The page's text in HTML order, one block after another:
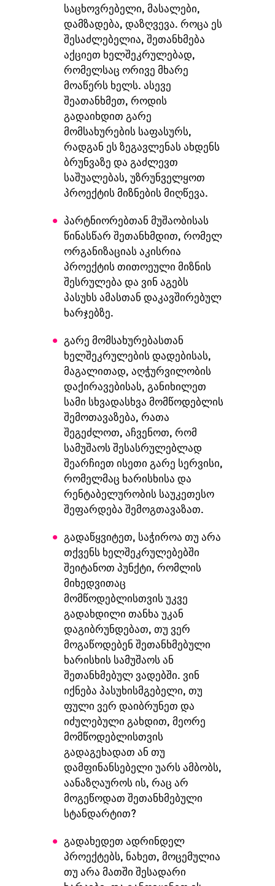
საცხოვრებელი, მასალები,
დამზადება, დაზღვევა. როცა ეს
შესაძლებელია, შეთანხმება
აქციეთ ხელშეკრულებად,
რომელსაც ორივე მხარე
მოაწერს ხელს. ასევე
შეათანხმეთ, როდის
გადაიხდით გარე
მომსახურების საფასურს,
რადგან ეს ზეგავლენას ახდენს
ბრუნვაზე და გაძლევთ
საშუალებას, უზრუნველყოთ
პროექტის მიზნების მიღწევა.
პარტნიორებთან მუშაობისას
წინასწარ შეთანხმდით, რომელ
ორგანიზაციას აკისრია
პროექტის თითოეული მიზნის
შესრულება და ვინ აგებს
პასუხს ამასთან დაკავშირებულ
ხარჯებზე.
გარე მომსახურებასთან
ხელშეკრულების დადებისას,
მაგალითად, აღჭურვილობის
დაქირავებისას, განიხილეთ
სამი სხვადასხვა მომწოდებლის
შემოთავაზება, რათა
შეგეძლოთ, აჩვენოთ, რომ
სამუშაოს შესასრულებლად
შეარჩიეთ ისეთი გარე სერვისი,
რომელმაც ხარისხისა და
რენტაბელურობის საუკეთესო
შეფარდება შემოგთავაზათ.
გადაწყვიტეთ, საჭიროა თუ არა
თქვენს ხელშეკრულებებში
შეიტანოთ პუნქტი, რომლის
მიხედვითაც
მომწოდებლისთვის უკვე
გადახდილი თანხა უკან
დაგიბრუნდებათ, თუ ვერ
მოგაწოდებენ შეთანხმებული
ხარისხის სამუშაოს ან
შეთანხმებულ ვადებში. ვინ
იქნება პასუხისმგებელი, თუ
ფული ვერ დაიბრუნეთ და
იძულებული გახდით, მეორე
მომწოდებლისთვის
გადაგეხადათ ან თუ
დამფინანსებელი უარს ამბობს,
აანაზღაუროს ის, რაც არ
მოგეწოდათ შეთანხმებული
სტანდარტით?
გადახედეთ ადრინდელ
პროექტებს, ნახეთ, მოცემულია
თუ არა მათში შესადარი